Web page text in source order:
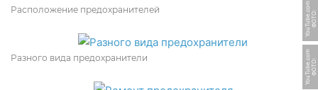
Расположение предохранителей
Ф
О
Т
О:
Y
o
u
T
u
b
e.
c
o
m
Разного вида предохранители
Ф
О
Т
О:
Y
o
u
T
u
b
e.
c
o
m